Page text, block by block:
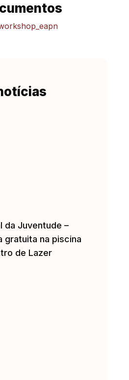
da Juventude –
gratuita na piscina
de Lazer